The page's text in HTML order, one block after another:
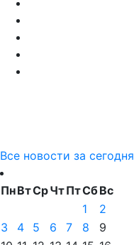
Все новости за сегодня
ПнВтСрЧтПтСбВс
1
2
3
4 5 6 7 8
9